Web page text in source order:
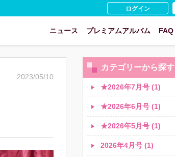
ログイン
ニュース プレミアムアルバム FAQ
2023/05/10
カテゴリーから探す
★2026年7月号 (1)
★2026年6月号 (1)
★2026年5月号 (1)
2026年4月号 (1)